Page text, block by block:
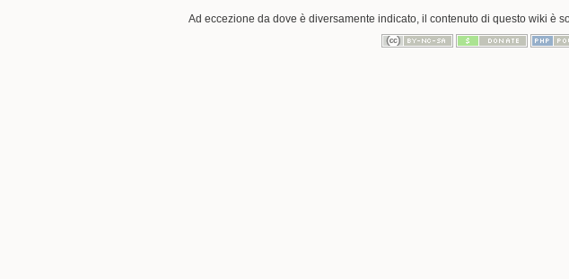
Ad eccezione da dove è diversamente indicato, il contenuto di questo wiki è